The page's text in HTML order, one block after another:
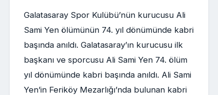
Galatasaray Spor Kulübü’nün kurucusu Ali
Sami Yen ölümünün 74. yıl dönümünde kabri
başında anıldı. Galatasaray’ın kurucusu ilk
başkanı ve sporcusu Ali Sami Yen 74. ölüm
yıl dönümünde kabri başında anıldı. Ali Sami
Yen’in Feriköy Mezarlığı’nda bulunan kabri